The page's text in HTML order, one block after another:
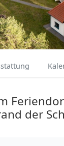
der